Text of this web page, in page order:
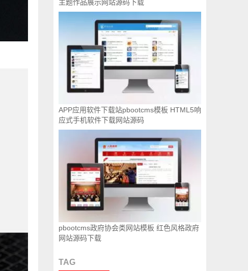
主题作品展示网站源码下载
APP应用软件下载站pbootcms模板 HTML5响
应式手机软件下载网站源码
pbootcms政府协会类网站模板 红色风格政府
网站源码下载
TAG